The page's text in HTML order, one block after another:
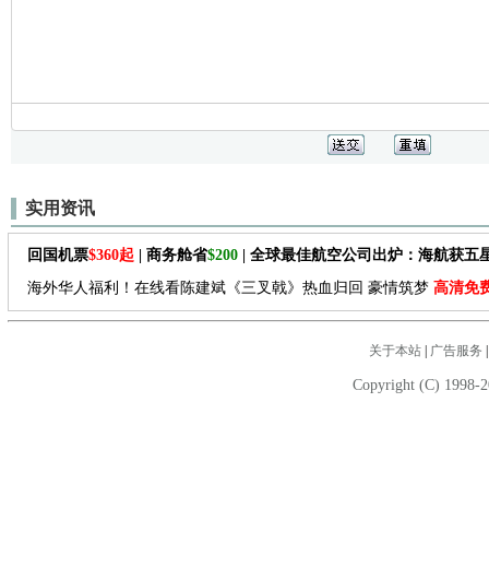
实用资讯
回国机票$360起 | 商务舱省$200 | 全球最佳航空公司出炉：海航获五
海外华人福利！在线看陈建斌《三叉戟》热血归回 豪情筑梦 高清免
关于本站| 广告服务
Copyright (C) 1998-